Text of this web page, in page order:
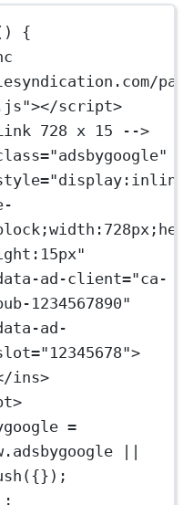
{
pa
script>
728 x 15 -->
ad-client="ca-
1234567890"
ad-
ins>
=
||
;